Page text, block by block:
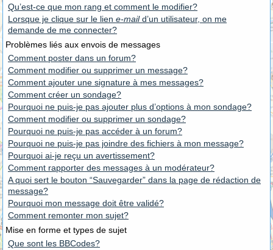
Qu’est-ce que mon rang et comment le modifier?
Lorsque je clique sur le lien e-maild’un utilisateur, on me
demande de me connecter?
Problèmes liés aux envois de messages
Comment poster dans un forum?
Comment modifier ou supprimer un message?
Comment ajouter une signature à mes messages?
Comment créer un sondage?
Pourquoi ne puis-je pas ajouter plus d’options à mon sondage?
Comment modifier ou supprimer un sondage?
Pourquoi ne puis-je pas accéder à un forum?
Pourquoi ne puis-je pas joindre des fichiers à mon message?
Pourquoi ai-je reçu un avertissement?
Comment rapporter des messages à un modérateur?
A quoi sert le bouton “Sauvegarder” dans la page de rédaction de
message?
Pourquoi mon message doit être validé?
Comment remonter mon sujet?
Mise en forme et types de sujet
Que sont les BBCodes?